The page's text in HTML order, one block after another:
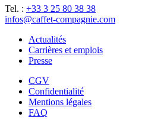
Tel. : +33 3 25 80 38 38
infos@caffet-compagnie.com
Actualités
Carrières et emplois
Presse
CGV
Confidentialité
Mentions légales
FAQ